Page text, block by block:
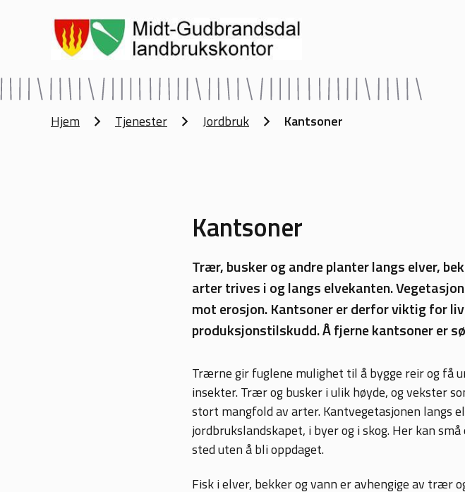
Du er her:
Hjem Tjenester Jordbruk Kantsoner
Kantsoner
Trær, busker og andre planter langs elver,
arter trives i og langs elvekanten.
mot erosjon. Kantsoner er derfor viktig for
produksjonstilskudd. Å fjerne kantsoner er
Trærne gir fuglene mulighet til å bygge reir og få
insekter. Trær og busker i ulik høyde, og vekster
stort mangfold av arter. Kantvegetasjonen langs
jordbrukslandskapet, i byer og i skog. Her kan
sted uten å bli oppdaget.
Fisk i elver, bekker og vann er avhengige av trær